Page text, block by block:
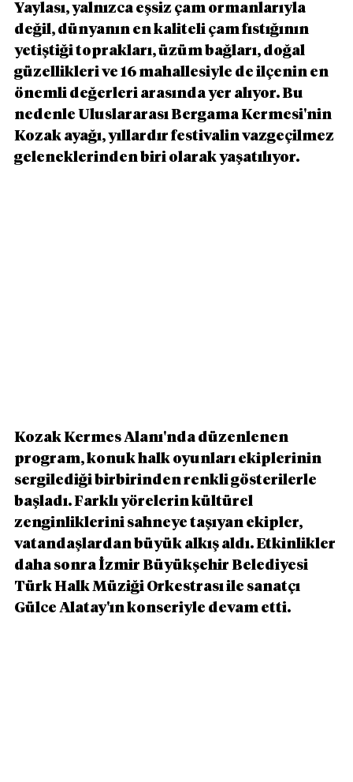
Yaylası, yalnızca eşsiz çam ormanlarıyla
değil, dünyanın en kaliteli çam fıstığının
yetiştiği toprakları, üzüm bağları, doğal
güzellikleri ve 16 mahallesiyle de ilçenin en
önemli değerleri arasında yer alıyor. Bu
nedenle Uluslararası Bergama Kermesi'nin
Kozak ayağı, yıllardır festivalin vazgeçilmez
geleneklerinden biri olarak yaşatılıyor.
Kozak Kermes Alanı'nda düzenlenen
program, konuk halk oyunları ekiplerinin
sergilediği birbirinden renkli gösterilerle
başladı. Farklı yörelerin kültürel
zenginliklerini sahneye taşıyan ekipler,
vatandaşlardan büyük alkış aldı. Etkinlikler
daha sonra İzmir Büyükşehir Belediyesi
Türk Halk Müziği Orkestrası ile sanatçı
Gülce Alatay'ın konseriyle devam etti.